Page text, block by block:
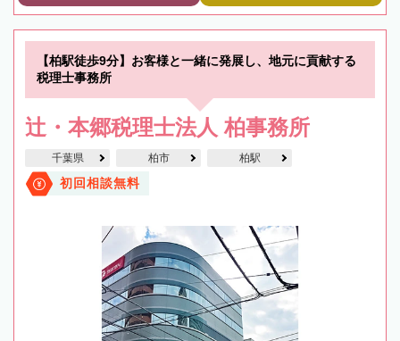
【柏駅徒歩9分】お客様と一緒に発展し、地元に貢献する
税理士事務所
辻・本郷税理士法人 柏事務所
千葉県 柏市 柏駅
初回相談無料